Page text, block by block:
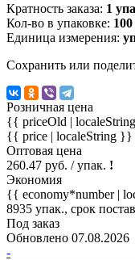
Кратность заказа: 1
Кол-во в упаковке: 100
Единица измерения:
Сохранить или
Розничная цена
{{ priceOld |
{{ price | localeString }}
Оптовая цена
260.47 руб. / упак. !
Экономия
{{ economy*number |
8935 упак., срок
Под заказ
Обновлено 07.08.2026
-